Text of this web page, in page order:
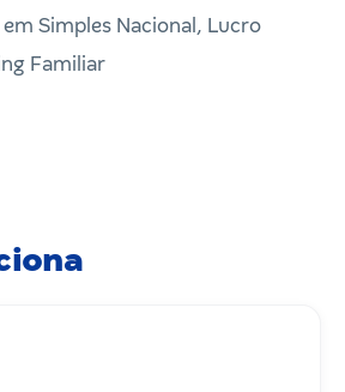
Simples Nacional, Lucro
Familiar